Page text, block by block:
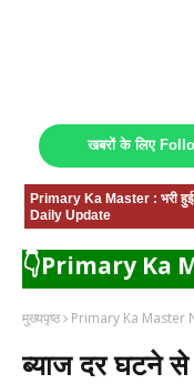
खबरों के लिए
Primary Ka Master : भरी हुई
Daily Update
👇Primary Ka
मुख्यपृष्ठ Primary Ka Master
ब्याज दर घटने